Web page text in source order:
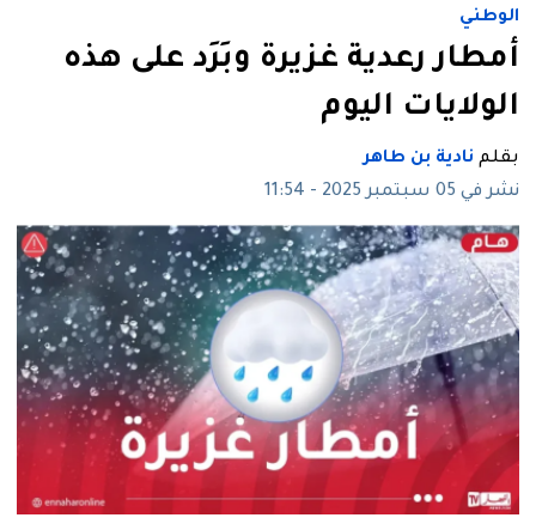
الوطني
أمطار رعدية غزيرة وبَرَد على هذه
الولايات اليوم
بقلم نادية بن طاهر
نشر في 05 سبتمبر 2025 - 11:54